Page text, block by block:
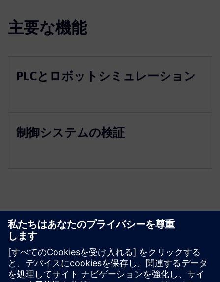
主要な機能
PLCとロボットシミュレーション
制御システムの検証
リソースと関連製品の詳細
その他の情報とリソース
Electroingenium 事例